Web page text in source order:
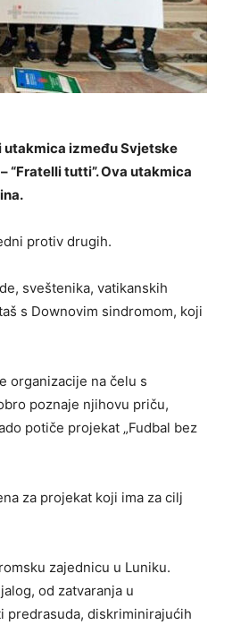
utakmica između Svjetske
“Fratelli tutti”. Ova utakmica
protiv drugih.
sveštenika, vatikanskih
s Downovim sindromom, koji
organizacije na čelu s
poznaje njihovu priču,
potiče projekat „Fudbal bez
za projekat koji ima za cilj
zajednicu u Luniku.
od zatvaranja u
predrasuda, diskriminirajućih